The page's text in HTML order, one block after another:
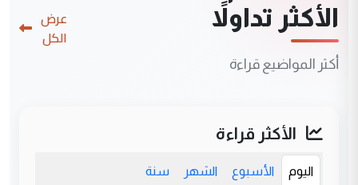
الأكثر تداولاً
أكثر المواضيع قراءة
عرض
الكل
الأكثر قراءة
اليوم الأسبوع الشهر سنة